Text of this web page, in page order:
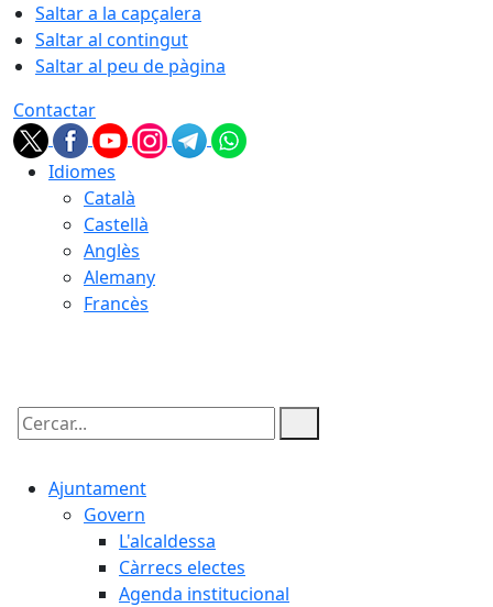
Saltar a la capçalera
Saltar al contingut
Saltar al peu de pàgina
Contactar
Idiomes
Català
Castellà
Anglès
Alemany
Francès
Cercar:
Ajuntament
Govern
L'alcaldessa
Càrrecs electes
Agenda institucional